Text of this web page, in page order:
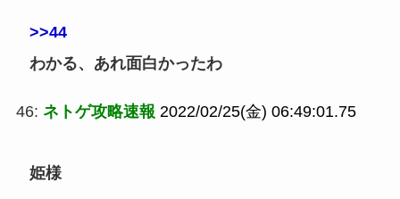
>>44
わかる、あれ面白かったわ
46: ネトゲ攻略速報 2022/02/25(金) 06:49:01.75
姫様